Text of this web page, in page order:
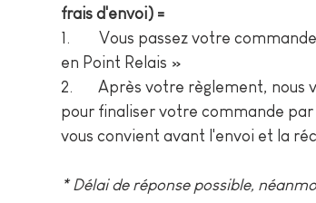
frais d'envoi) =
1. Vous passez votre commande
en Point Relais »
2. Après votre règlement, nous
pour finaliser votre commande par
vous convient avant l'envoi et la
* Délai de réponse possible,